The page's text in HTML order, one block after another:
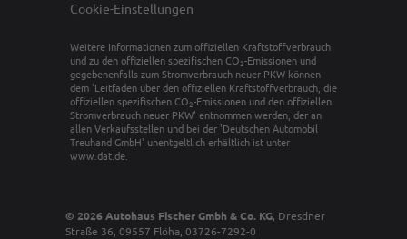
Cookie-Einstellungen
Weitere Informationen zum offiziellen Kraftstoffverbrauch
und zu den offiziellen spezifischen CO 2-Emissionen und
gegebenenfalls zum Stromverbrauch neuer PKW können
dem 'Leitfaden über den offiziellen Kraftstoffverbrauch, die
offiziellen spezifischen CO 2-Emissionen und den offiziellen
Stromverbrauch neuer PKW' entnommen werden, der an
allen Verkaufsstellen und bei der 'Deutschen Automobil
Treuhand GmbH' unentgeltlich erhältlich ist unter
www.dat.de.
© 2026 Autohaus Fischer Gmbh & Co. KG Dresdner
Straße 36 09557 Flöha, 03726-7292-0